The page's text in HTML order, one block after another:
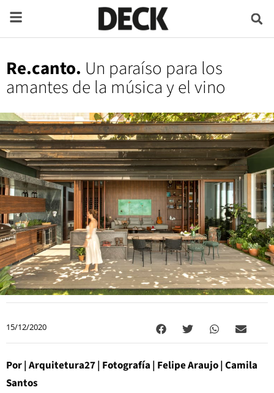
Re.canto. Un paraíso para los
amantes de la música y el vino
15/12/2020
Por | Arquitetura27 | Fotografía | Felipe Araujo | Camila
Santos